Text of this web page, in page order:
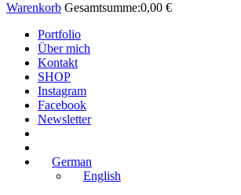
Warenkorb Gesamtsumme:0,00 €
Portfolio
Über mich
Kontakt
SHOP
Instagram
Facebook
Newsletter
German
English